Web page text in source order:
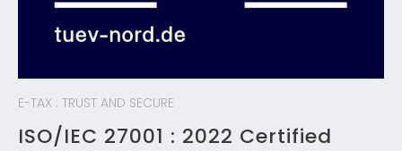
E-TAX : TRUST AND SECURE
ISO/IEC 27001 : 2022 Certified